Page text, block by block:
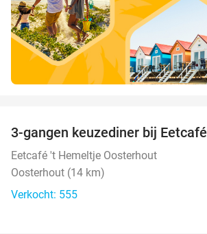
3-gangen keuzediner bij
Eetcafé 't Hemeltje Oosterhout
Oosterhout (14 km)
Verkocht: 555